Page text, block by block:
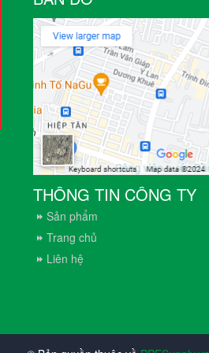
THÔNG TIN CÔNG TY
Sản phẩm
Trang chủ
Liên hệ